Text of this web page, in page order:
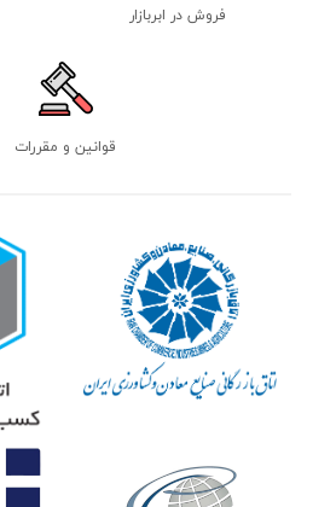
فروش در ابربازار
قوانین و مقررات